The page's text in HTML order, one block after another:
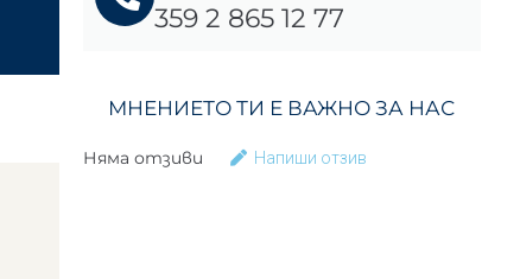
359 2 865 12 77
МНЕНИЕТО ТИ Е ВАЖНО ЗА НАС
Няма отзиви Напиши отзив